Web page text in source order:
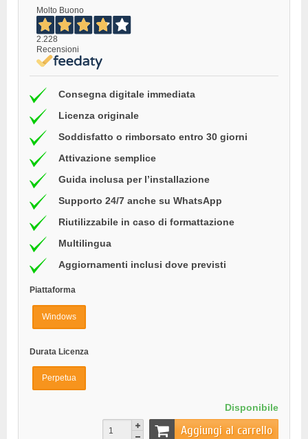
Molto Buono
2.228
Recensioni
Consegna digitale immediata
Licenza originale
Soddisfatto o rimborsato entro 30 giorni
Attivazione semplice
Guida inclusa per l’installazione
Supporto 24/7 anche su WhatsApp
Riutilizzabile in caso di formattazione
Multilingua
Aggiornamenti inclusi dove previsti
Piattaforma
Windows
Durata Licenza
Perpetua
Disponibile
Aggiungi al carrello